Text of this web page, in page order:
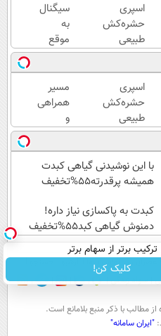
اسپری
حشره‌کش
طبیعی
تارومار
سازگار با
محیط
زیست و با
محافظت
طبیعی
سیگنال
به
موقع
سرمایه
گذاری
(رایگان
به
مدت
محدود)
اسپری
حشره‌کش
طبیعی
تارومار
سازگار با
محیط
زیست و با
طبیعی
مسیر
همراهی
و
گزارش
عملکرد
گروه
اسنپ
۱۴۰۴
با این نوشیدنی گیاهی کبدت
همیشه پرقدرته55%تخفیف
کبدت به پاکسازی نیاز داره!
دمنوش گیاهی کبد55%تخفیف
ترکیب برتر از سهام برتر
کلیک کن!عصرایران تماس با ما
سواد زندگی
مطالب با ذكر منبع بلامانع است.
"ایران سامانه"